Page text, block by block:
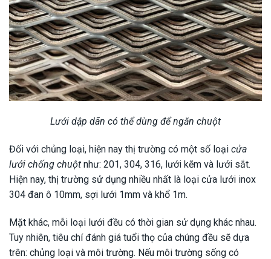
Lưới dập dãn có thể dùng để ngăn chuột
Đối với chủng loại, hiện nay thị trường có một số loại cửa
lưới chống chuột như: 201, 304, 316, lưới kẽm và lưới sắt.
Hiện nay, thị trường sử dụng nhiều nhất là loại cửa lưới inox
304 đan ô 10mm, sợi lưới 1mm và khổ 1m.
Mặt khác, mỗi loại lưới đều có thời gian sử dụng khác nhau.
Tuy nhiên, tiêu chí đánh giá tuổi thọ của chúng đều sẽ dựa
trên: chủng loại và môi trường. Nếu môi trường sống có